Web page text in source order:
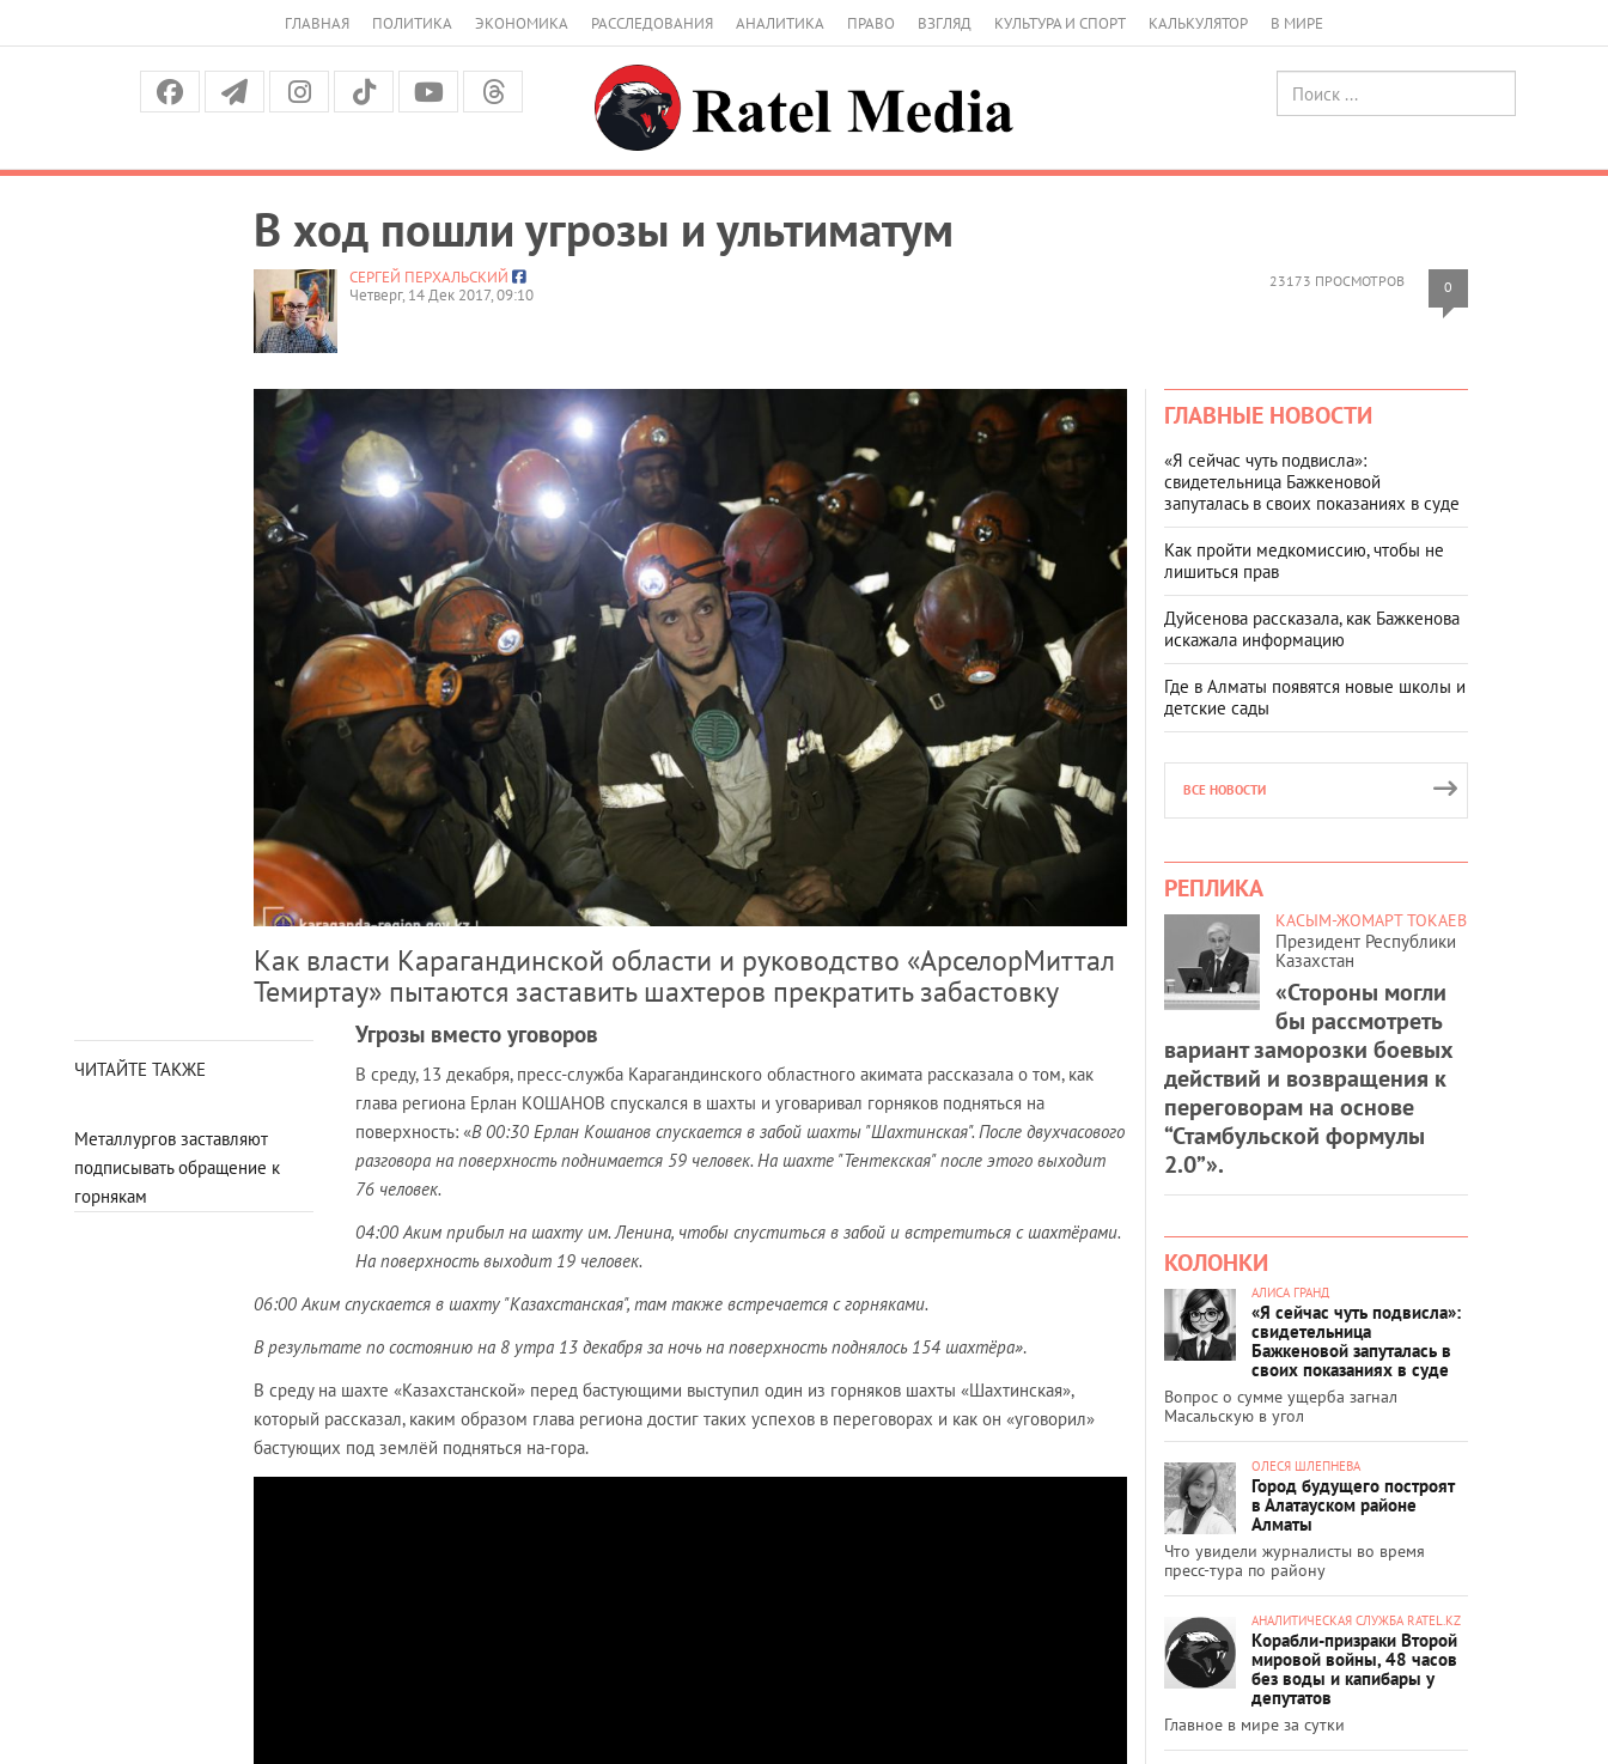
ГЛАВНАЯ ПОЛИТИКА ЭКОНОМИКА РАССЛЕДОВАНИЯ АНАЛИТИКА ПРАВО ВЗГЛЯД КУЛЬТУРА И СПОРТ КАЛЬКУЛЯТОР В МИРЕ
В ход пошли угрозы и ультиматум
23173 ПРОСМОТРОВ 0
СЕРГЕЙ ПЕРХАЛЬСКИЙ
Четверг, 14 Дек 2017, 09:10
Как власти Карагандинской области и руководство «АрселорМиттал
Темиртау» пытаются заставить шахтеров прекратить забастовку
ЧИТАЙТЕ ТАКЖЕ
Металлургов заставляют
подписывать обращение к
горнякам
Угрозы вместо уговоров
В среду, 13 декабря, пресс-служба Карагандинского областного акимата рассказала о том, как
глава региона Ерлан КОШАНОВ спускался в шахты и уговаривал горняков подняться на
поверхность: «В 00:30 Ерлан Кошанов спускается в забой шахты "Шахтинская". После двухчасового
разговора на поверхность поднимается 59 человек. На шахте "Тентекская" после этого выходит
76 человек.
04:00 Аким прибыл на шахту им. Ленина, чтобы спуститься в забой и встретиться с шахтёрами.
На поверхность выходит 19 человек.
06:00 Аким спускается в шахту "Казахстанская", там также встречается с горняками.
В результате по состоянию на 8 утра 13 декабря за ночь на поверхность поднялось 154 шахтёра».
В среду на шахте «Казахстанской» перед бастующими выступил один из горняков шахты «Шахтинская»,
который рассказал, каким образом глава региона достиг таких успехов в переговорах и как он «уговорил»
бастующих под землёй подняться на-гора.
ГЛАВНЫЕ НОВОСТИ
«Я сейчас чуть подвисла»:
свидетельница Бажкеновой
запуталась в своих показаниях в суде
Как пройти медкомиссию, чтобы не
лишиться прав
Дуйсенова рассказала, как Бажкенова
искажала информацию
Где в Алматы появятся новые школы и
детские сады
ВСЕ НОВОСТИ
РЕПЛИКА
КАСЫМ-ЖОМАРТ ТОКАЕВ
Президент Республики
Казахстан
«Стороны могли
бы рассмотреть
вариант заморозки боевых
действий и возвращения к
переговорам на основе
“Стамбульской формулы
2.0”».
КОЛОНКИ
АЛИСА ГРАНД
«Я сейчас чуть подвисла»:
свидетельница
Бажкеновой запуталась в
своих показаниях в суде
Вопрос о сумме ущерба загнал
Масальскую в угол
ОЛЕСЯ ШЛЕПНЕВА
Город будущего построят
в Алатауском районе
Алматы
Что увидели журналисты во время
пресс-тура по району
АНАЛИТИЧЕСКАЯ СЛУЖБА RATEL.KZ
Корабли-призраки Второй
мировой войны, 48 часов
без воды и капибары у
депутатов
Главное в мире за сутки